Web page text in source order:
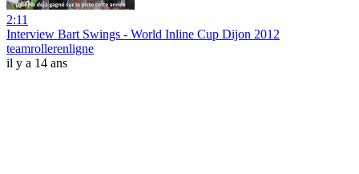
2:11
Interview Bart Swings - World Inline Cup Dijon 2012
teamrollerenligne
il y a 14 ans